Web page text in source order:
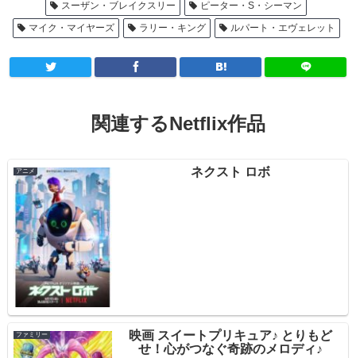
スーザン・ブレイクスリー
ピーター・S・シーマン
マイク・マイヤーズ
ラリー・キング ルパート・エヴェレット
関連するNetflix作品
アニメ ネクスト ロボ
ファミリー
映画 スイートプリキュア♪ とりもど
せ！心がつなぐ奇跡のメロディ♪